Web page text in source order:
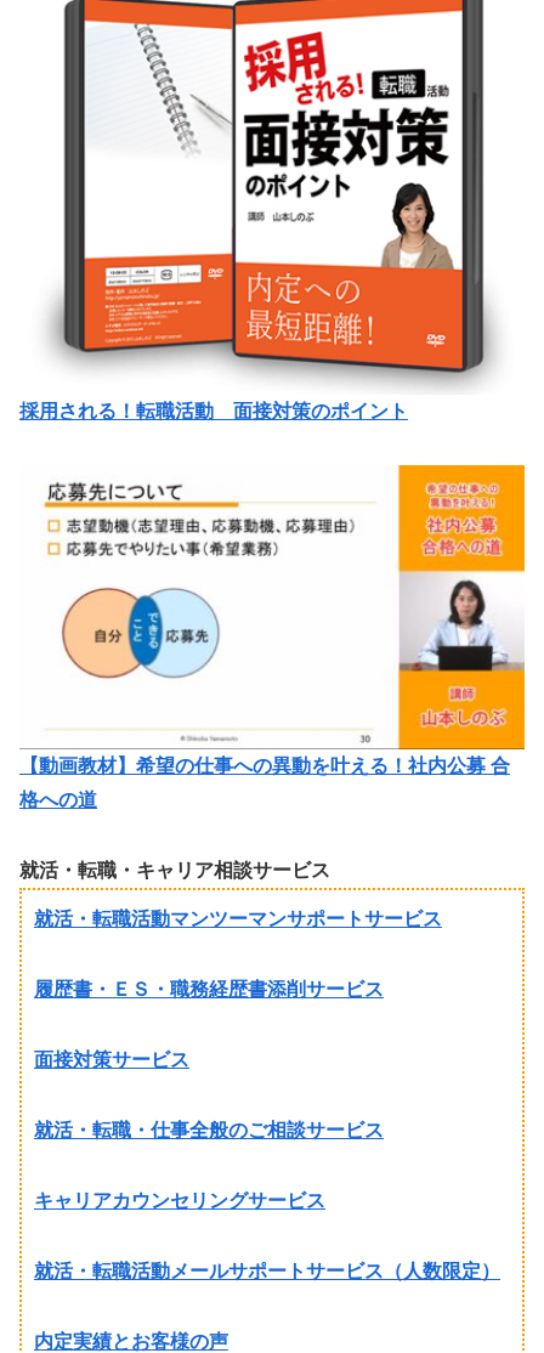
採用される！転職活動 面接対策のポイント
【動画教材】希望の仕事への異動を叶える！社内公募 合
格への道
就活・転職・キャリア相談サービス
就活・転職活動マンツーマンサポートサービス
履歴書・ＥＳ・職務経歴書添削サービス
面接対策サービス
就活・転職・仕事全般のご相談サービス
キャリアカウンセリングサービス
就活・転職活動メールサポートサービス（人数限定）
内定実績とお客様の声